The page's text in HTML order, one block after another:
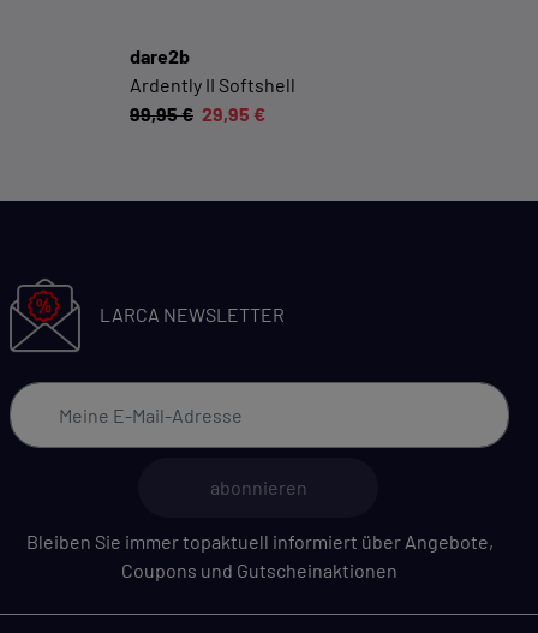
dare2b
Ardently II Softshell
99,95 € 29,95 €
LARCA NEWSLETTER
abonnieren
Bleiben Sie immer topaktuell informiert über Angebote,
Coupons und Gutscheinaktionen